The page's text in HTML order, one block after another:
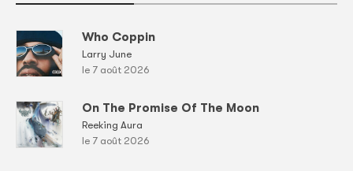
Who Coppin
Larry June
le 7 août 2026
On The Promise Of The Moon
Reeking Aura
le 7 août 2026